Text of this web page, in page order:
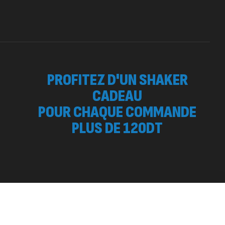
SURGE 90 CAPSULES
د.ت92
PROFITEZ D'UN SHAKER
CADEAU
POUR CHAQUE COMMANDE
PLUS DE 120DT